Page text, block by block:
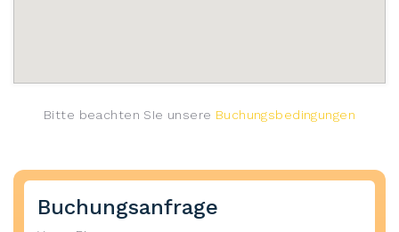
Bitte beachten SIe unsere Buchungsbedingungen
Buchungsanfrage